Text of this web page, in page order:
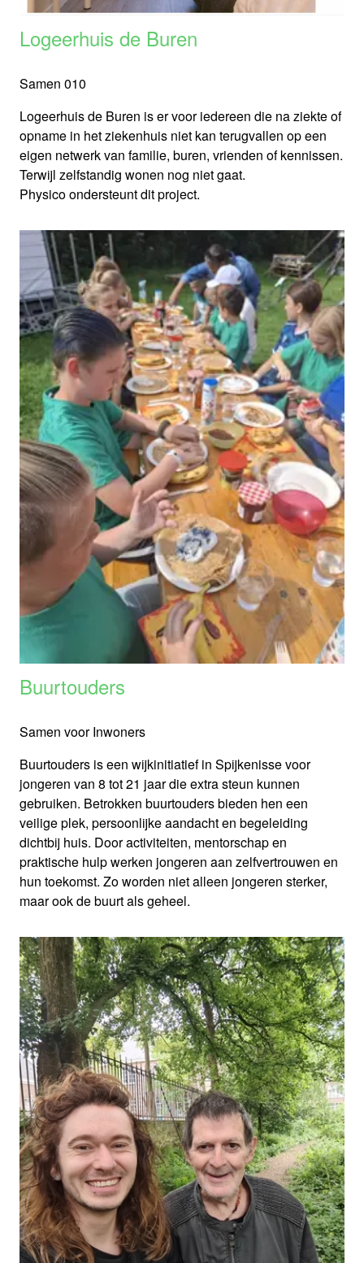
Logeerhuis de Buren
Samen 010
Logeerhuis de Buren is er voor iedereen die na ziekte of
opname in het ziekenhuis niet kan terugvallen op een
eigen netwerk van familie, buren, vrienden of kennissen.
Terwijl zelfstandig wonen nog niet gaat.
Physico ondersteunt dit project.
Buurtouders
Samen voor Inwoners
Buurtouders is een wijkinitiatief in Spijkenisse voor
jongeren van 8 tot 21 jaar die extra steun kunnen
gebruiken. Betrokken buurtouders bieden hen een
veilige plek, persoonlijke aandacht en begeleiding
dichtbij huis. Door activiteiten, mentorschap en
praktische hulp werken jongeren aan zelfvertrouwen en
hun toekomst. Zo worden niet alleen jongeren sterker,
maar ook de buurt als geheel.